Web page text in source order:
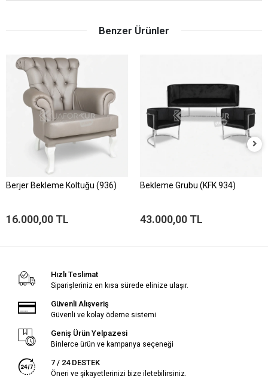
Benzer Ürünler
Berjer Bekleme Koltuğu (936)
16.000,00 TL
Bekleme Grubu (KFK 934)
43.000,00 TL
Hızlı Teslimat
Siparişleriniz en kısa sürede elinize ulaşır.
Güvenli Alışveriş
Güvenli ve kolay ödeme sistemi
Geniş Ürün Yelpazesi
Binlerce ürün ve kampanya seçeneği
7 / 24 DESTEK
Öneri ve şikayetlerinizi bize iletebilirsiniz.